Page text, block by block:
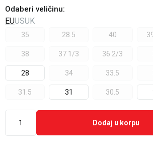
Odaberi veličinu:
EUUSUK
35
28.5 40
38 37 1/3 36 2/3
28 34 33.5
31.5 31 30.5
Dodaj u korpu